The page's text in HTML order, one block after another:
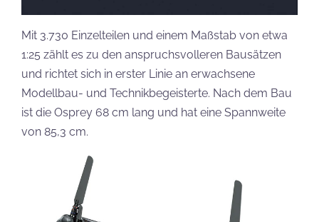
Mit 3.730 Einzelteilen und einem Maßstab von etwa
1:25 zählt es zu den anspruchsvolleren Bausätzen
und richtet sich in erster Linie an erwachsene
Modellbau- und Technikbegeisterte. Nach dem Bau
ist die Osprey 68 cm lang und hat eine Spannweite
von 85,3 cm.